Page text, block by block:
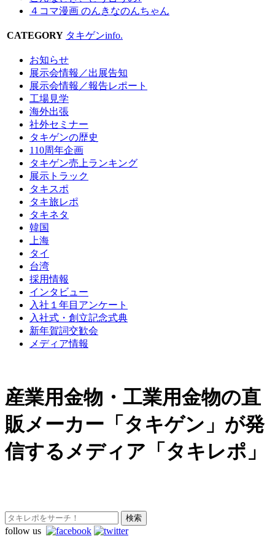
４コマ漫画 のんきなのんちゃん
CATEGORY タキゲンinfo.
お知らせ
展示会情報／出展告知
展示会情報／報告レポート
工場見学
海外出張
社外セミナー
タキゲンの歴史
110周年企画
タキゲン売上ランキング
展示トラック
タキスポ
タキ旅レポ
タキネタ
韓国
上海
タイ
台湾
採用情報
インタビュー
入社１年目アンケート
入社式・創立記念式典
新年賀詞交歓会
メディア情報
産業用金物・工業用金物の直
販メーカー「タキゲン」が発
信するメディア「タキレポ」
follow us